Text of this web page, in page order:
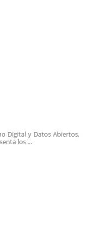
Digital y Datos Abiertos,
los ...